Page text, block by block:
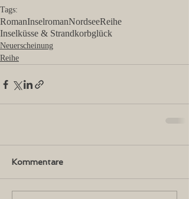
Tags:
RomanInselromanNordseeReihe
Inselküsse & Strandkorbglück
Neuerscheinung
Reihe
Kommentare